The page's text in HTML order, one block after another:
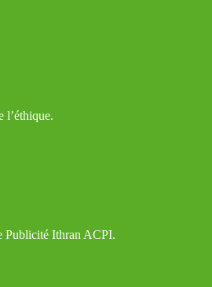
l’éthique.
Publicité Ithran ACPI.